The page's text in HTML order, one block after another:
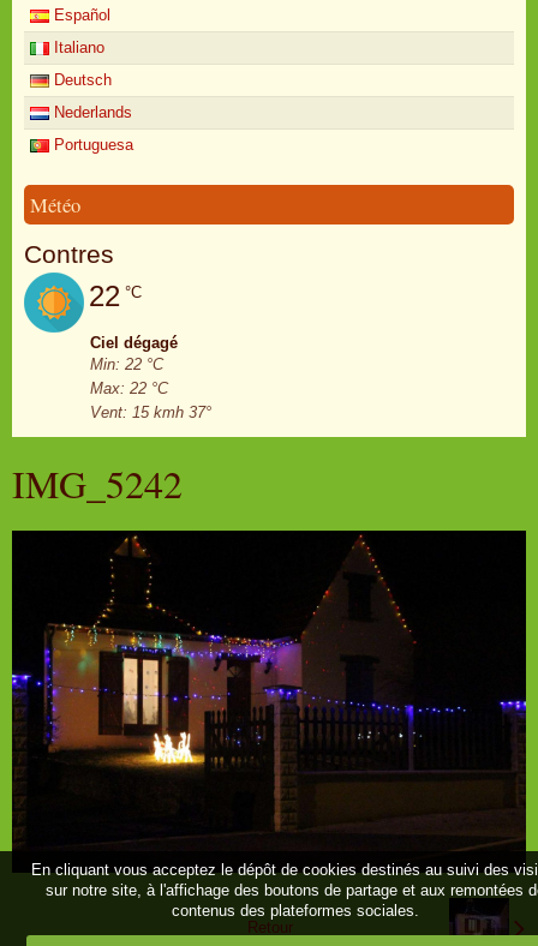
Español
Italiano
Deutsch
Nederlands
Portuguesa
Météo
Contres
22 °C
Ciel dégagé
Min: 22 °C
Max: 22 °C
Vent: 15 kmh 37°
IMG_5242
Retour
En cliquant vous acceptez le dépôt de cookies destinés au suivi des
sur notre site, à l'affichage des boutons de partage et aux remontées
contenus des plateformes sociales.